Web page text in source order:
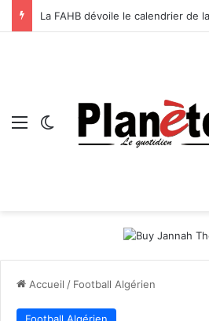
La FAHB dévoile le calendrier de
Menu Switch skin
Accueil / Football Algérien